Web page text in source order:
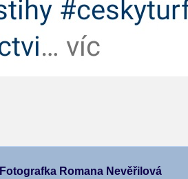
Fotografka Romana Nevěřilová